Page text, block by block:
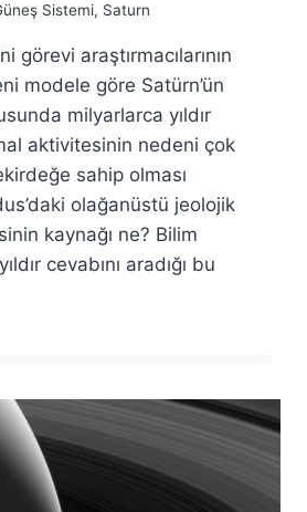
Sistemi, Saturn
görevi araştırmacılarının
modele göre Satürn’ün
milyarlarca yıldır
aktivitesinin nedeni çok
sahip olması
olağanüstü jeolojik
kaynağı ne? Bilim
cevabını aradığı bu